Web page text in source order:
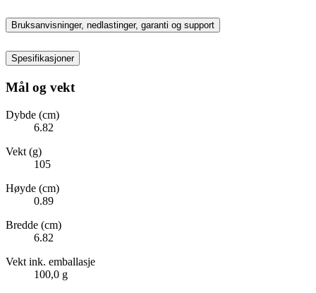
Bruksanvisninger, nedlastinger, garanti og support
Spesifikasjoner
Mål og vekt
Dybde (cm)
6.82
Vekt (g)
105
Høyde (cm)
0.89
Bredde (cm)
6.82
Vekt ink. emballasje
100,0 g